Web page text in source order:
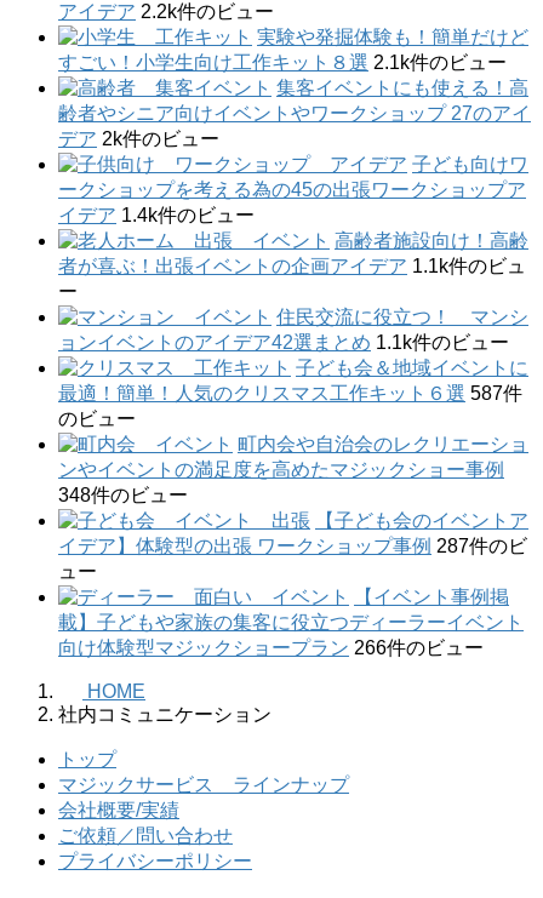
アイデア 2.2k件のビュー
実験や発掘体験も！簡単だけど
すごい！小学生向け工作キット８選 2.1k件のビュー
集客イベントにも使える！高
齢者やシニア向けイベントやワークショップ 27のアイ
デア 2k件のビュー
子ども向けワ
ークショップを考える為の45の出張ワークショップア
イデア 1.4k件のビュー
高齢者施設向け！高齢
者が喜ぶ！出張イベントの企画アイデア 1.1k件のビュ
ー
住民交流に役立つ！ マンシ
ョンイベントのアイデア42選まとめ 1.1k件のビュー
子ども会＆地域イベントに
最適！簡単！人気のクリスマス工作キット６選 587件
のビュー
町内会や自治会のレクリエーショ
ンやイベントの満足度を高めたマジックショー事例
348件のビュー
【子ども会のイベントア
イデア】体験型の出張 ワークショップ事例 287件のビ
ュー
【イベント事例掲
載】子どもや家族の集客に役立つディーラーイベント
向け体験型マジックショープラン 266件のビュー
HOME
社内コミュニケーション
トップ
マジックサービス ラインナップ
会社概要/実績
ご依頼／問い合わせ
プライバシーポリシー